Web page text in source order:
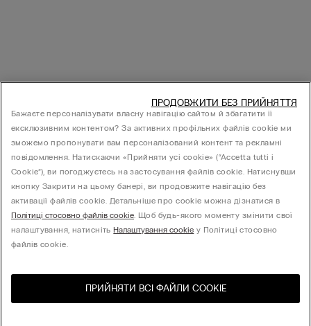
United States
Бажаєте персоналізувати власну навігацію сайтом й збагатити її
ексклюзивним контентом? За активних профільних файлів cookie ми
зможемо пропонувати вам персоналізований контент та рекламні
повідомлення. Натискаючи «Прийняти усі cookie» (“Accetta tutti i
Cookie”), ви погоджуєтесь на застосування файлів cookie. Натиснувши
кнопку Закрити на цьому банері, ви продовжите навігацію без
активації файлів cookie. Детальніше про cookie можна дізнатися в
Політиці стосовно файлів cookie. Щоб будь-якого моменту змінити свої
налаштування, натиснітьНалаштування cookie у Політиці стосовно
файлів cookie.
ПРИЙНЯТИ ВСІ ФАЙЛИ СOOKIE
ПРОДОВЖИТИ БЕЗ ПРИЙНЯТТЯ